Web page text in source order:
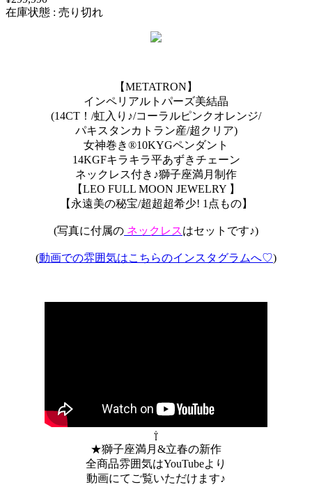
在庫状態 : 売り切れ
【METATRON】
インペリアルトパーズ美結晶
(14CT！/虹入り♪/コーラルピンクオレンジ/
パキスタンカトラン産/超クリア)
女神巻き®︎10KYGペンダント
14KGFキラキラ平あずきチェーン
ネックレス付き♪獅子座満月制作
【LEO FULL MOON JEWELRY 】
【永遠美の秘宝/超超超希少! 1点もの】
(写真に付属の ネックレスはセットです♪)
(動画での雰囲気はこちらのインスタグラムへ♡)
⇧
★獅子座満月&立春の新作
全商品雰囲気はYouTubeより
動画にてご覧いただけます♪